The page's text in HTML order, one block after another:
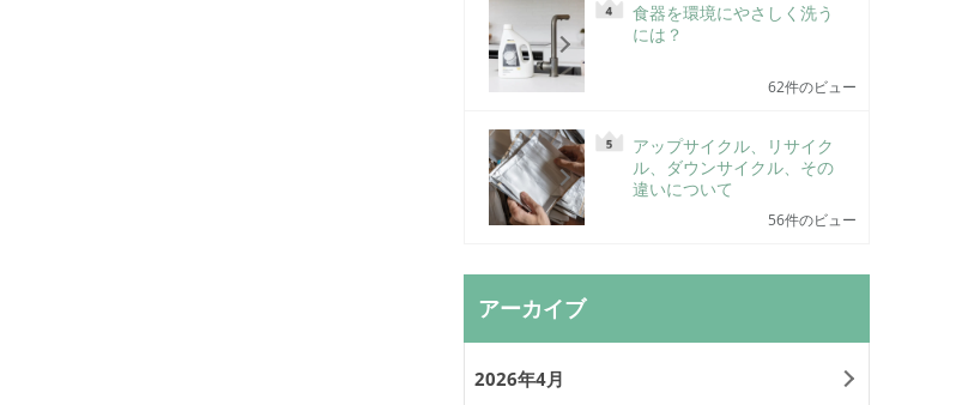
食器を環境にやさしく洗う
には？
62件のビュー
アップサイクル、リサイク
ル、ダウンサイクル、その
違いについて
56件のビュー
アーカイブ
2026年4月